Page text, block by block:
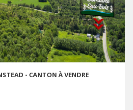
- CANTON À VENDRE